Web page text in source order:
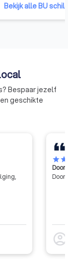
bedrijven en
Bekijk alle BU
Bespaar jezelf
geschikte
starstar
Door
Door
account_circle